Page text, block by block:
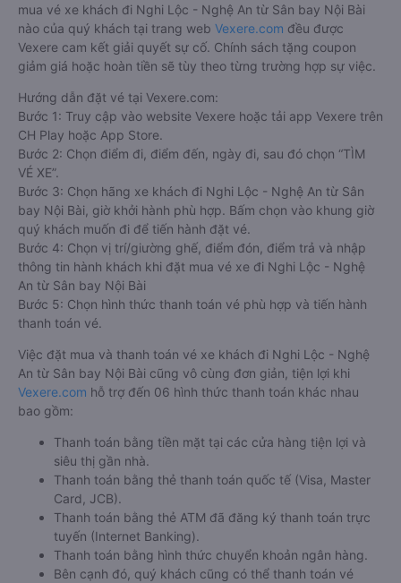
mua vé xe khách đi Nghi Lộc - Nghệ An từ Sân bay Nội Bài
nào của quý khách tại trang web Vexere.com đều được
Vexere cam kết giải quyết sự cố. Chính sách tặng coupon
giảm giá hoặc hoàn tiền sẽ tùy theo từng trường hợp sự việc.
Hướng dẫn đặt vé tại Vexere.com:
Bước 1: Truy cập vào website Vexere hoặc tải app Vexere trên
CH Play hoặc App Store.
Bước 2: Chọn điểm đi, điểm đến, ngày đi, sau đó chọn “TÌM
VÉ XE”.
Bước 3: Chọn hãng xe khách đi Nghi Lộc - Nghệ An từ Sân
bay Nội Bài, giờ khởi hành phù hợp. Bấm chọn vào khung giờ
quý khách muốn đi để tiến hành đặt vé.
Bước 4: Chọn vị trí/giường ghế, điểm đón, điểm trả và nhập
thông tin hành khách khi đặt mua vé xe đi Nghi Lộc - Nghệ
An từ Sân bay Nội Bài
Bước 5: Chọn hình thức thanh toán vé phù hợp và tiến hành
thanh toán vé.
Việc đặt mua và thanh toán vé xe khách đi Nghi Lộc - Nghệ
An từ Sân bay Nội Bài cũng vô cùng đơn giản, tiện lợi khi
Vexere.com hỗ trợ đến 06 hình thức thanh toán khác nhau
bao gồm:
Thanh toán bằng tiền mặt tại các cửa hàng tiện lợi và
siêu thị gần nhà.
Thanh toán bằng thẻ thanh toán quốc tế (Visa, Master
Card, JCB).
Thanh toán bằng thẻ ATM đã đăng ký thanh toán trực
tuyến (Internet Banking).
Thanh toán bằng hình thức chuyển khoản ngân hàng.
Bên cạnh đó, quý khách cũng có thể thanh toán vé